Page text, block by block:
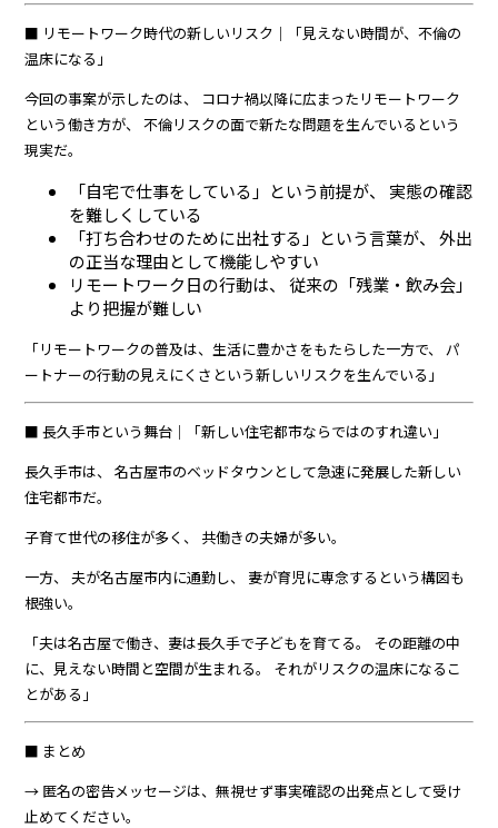
■ リモートワーク時代の新しいリスク｜「見えない時間が、不倫の
温床になる」
今回の事案が示したのは、 コロナ禍以降に広まったリモートワーク
という働き方が、 不倫リスクの面で新たな問題を生んでいるという
現実だ。
「自宅で仕事をしている」という前提が、 実態の確認
を難しくしている
「打ち合わせのために出社する」という言葉が、 外出
の正当な理由として機能しやすい
リモートワーク日の行動は、 従来の「残業・飲み会」
より把握が難しい
「リモートワークの普及は、生活に豊かさをもたらした一方で、 パ
ートナーの行動の見えにくさという新しいリスクを生んでいる」
■ 長久手市という舞台｜「新しい住宅都市ならではのすれ違い」
長久手市は、 名古屋市のベッドタウンとして急速に発展した新しい
住宅都市だ。
子育て世代の移住が多く、 共働きの夫婦が多い。
一方、 夫が名古屋市内に通勤し、 妻が育児に専念するという構図も
根強い。
「夫は名古屋で働き、妻は長久手で子どもを育てる。 その距離の中
に、見えない時間と空間が生まれる。 それがリスクの温床になるこ
とがある」
■ まとめ
→ 匿名の密告メッセージは、無視せず事実確認の出発点として受け
止めてください。